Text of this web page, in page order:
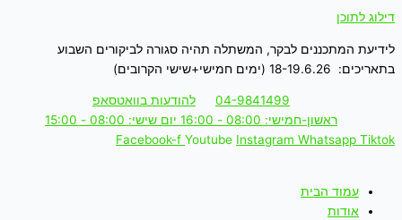
דילוג לתוכן
לידיעת המתכננים לבקר, המשתלה תהיה סגורה לביקורים השבוע
בתאריכים: 18-19.6.26 (ימים חמישי+שישי הקרובים)
04-9841499
להודעות בוואטסאפ
ראשון-חמישי: 08:00 - 16:00 יום שישי: 08:00 - 15:00
Facebook-f Youtube Instagram Whatsapp Tiktok
עמוד הבית
אודות